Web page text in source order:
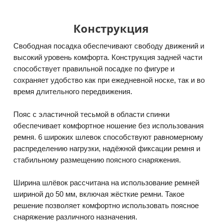
Конструкция
Свободная посадка обеспечивают свободу движений и
высокий уровень комфорта. Конструкция задней части
способствует правильной посадке по фигуре и
сохраняет удобство как при ежедневной носке, так и во
время длительного передвижения.
Пояс с эластичной тесьмой в области спинки
обеспечивает комфортное ношение без использования
ремня. 6 широких шлевок способствуют равномерному
распределению нагрузки, надёжной фиксации ремня и
стабильному размещению поясного снаряжения.
Ширина шлёвок рассчитана на использование ремней
шириной до 50 мм, включая жёсткие ремни. Такое
решение позволяет комфортно использовать поясное
снаряжение различного назначения.